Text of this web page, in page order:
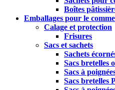
Boîtes
Emballages pour le
Calage et protection
Frisures
Sacs et sachets
Sachets
Sacs bretelles
Sacs à
Sacs bretelles